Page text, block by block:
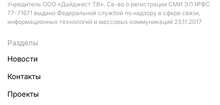
Учредитель ООО «Дайджест ТВ». Св-во о регистрации СМИ ЭЛ №ФС
77-71671 выдано Федеральной службой по надзору в сфере связи,
информационных технологий и массовых коммуникаций 23.11.2017
Разделы
Новости
Контакты
Проекты